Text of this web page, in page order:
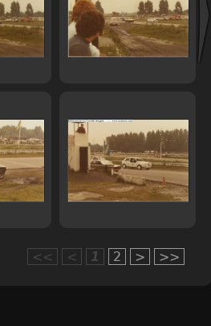
<< < 1 2 > >>